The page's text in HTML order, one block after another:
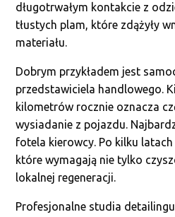
długotrwałym kontakcie z
tłustych plam, które zdążyły
materiału.
Dobrym przykładem jest
przedstawiciela handlowego.
kilometrów rocznie oznacza
wysiadanie z pojazdu.
fotela kierowcy. Po kilku
które wymagają nie tylko
lokalnej regeneracji.
Profesjonalne studia